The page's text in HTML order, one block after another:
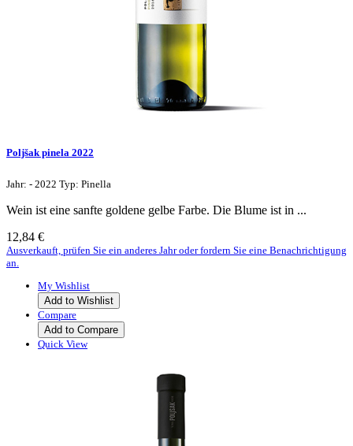
Poljšak pinela 2022
Jahr: - 2022 Typ: Pinella
Wein ist eine sanfte goldene gelbe Farbe. Die Blume ist in ...
12,84 €
Ausverkauft, prüfen Sie ein anderes Jahr oder fordern Sie eine Benachrichtigung
an.
My Wishlist
Add to Wishlist
Compare
Add to Compare
Quick View